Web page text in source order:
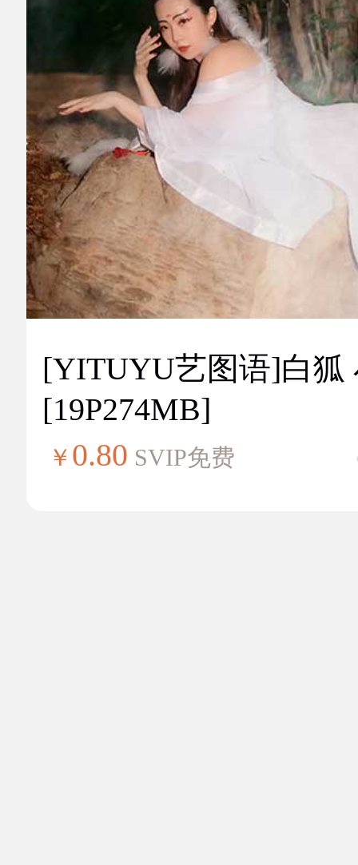
[YITUYU艺图语]白狐
[19P274MB]
￥ 0.80 SVIP免费